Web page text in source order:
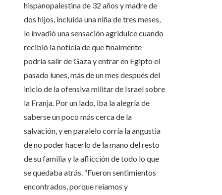
hispanopalestina de 32 años y madre de
dos hijos, incluida una niña de tres meses,
le invadió una sensación agridulce cuando
recibió la noticia de que finalmente
podría salir de Gaza y entrar en Egipto el
pasado lunes, más de un mes después del
inicio de la ofensiva militar de Israel sobre
la Franja. Por un lado, iba la alegría de
saberse un poco más cerca de la
salvación, y en paralelo corría la angustia
de no poder hacerlo de la mano del resto
de su familia y la aflicción de todo lo que
se quedaba atrás. “Fueron sentimientos
encontrados, porque reíamos y